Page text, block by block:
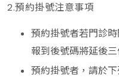
2.預約掛號注意事項
預約掛號者若門診時
報到後號碼將延後三
預約掛號者，請於